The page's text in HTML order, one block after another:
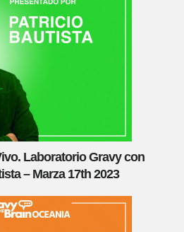
Laboratorio Gravy con
– Marza 17th 2023